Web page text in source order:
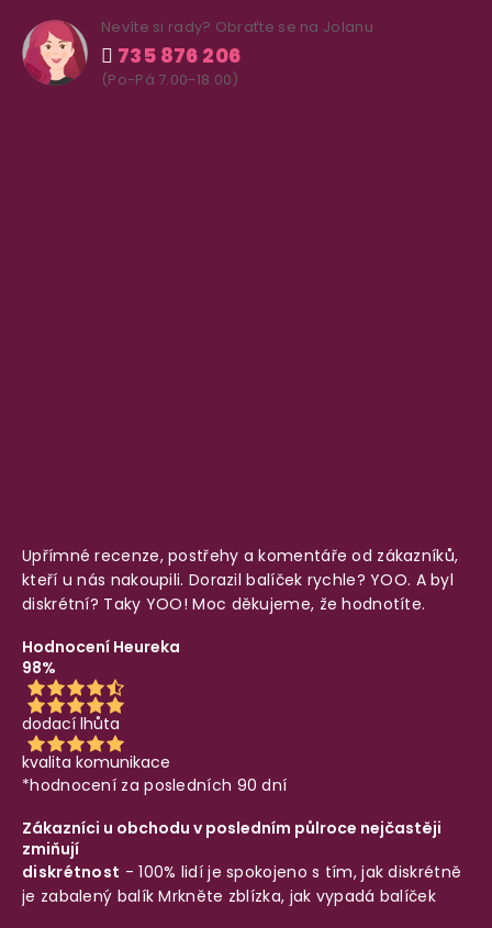
Nevíte si rady? Obraťte se na Jolanu
735 876 206
(Po-Pá 7.00-18.00)
Upřímné recenze, postřehy a komentáře od zákazníků,
kteří u nás nakoupili. Dorazil balíček rychle? YOO. A byl
diskrétní? Taky YOO! Moc děkujeme, že hodnotíte.
Hodnocení Heureka
98%
dodací lhůta
kvalita komunikace
*hodnocení za posledních 90 dní
Zákazníci u obchodu v posledním půlroce nejčastěji
zmiňují
diskrétnost - 100% lidí je spokojeno s tím, jak diskrétně
je zabalený balíkMrkněte zblízka, jak vypadá balíček